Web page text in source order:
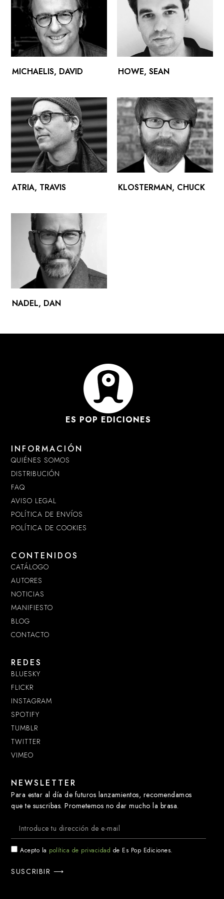
MICHAELIS, DAVID HOWE, SEAN
ATRIA, TRAVIS KLOSTERMAN, CHUCK
NADEL, DAN
ES POP EDICIONES
INFORMACIÓN
QUIÉNES SOMOS
DISTRIBUCIÓN
FAQ
AVISO LEGAL
POLÍTICA DE ENVÍOS
POLÍTICA DE COOKIES
CONTENIDOS
CATÁLOGO
AUTORES
NOTICIAS
MANIFIESTO
BLOG
CONTACTO
REDES
BLUESKY
FLICKR
INSTAGRAM
SPOTIFY
TUMBLR
TWITTER
VIMEO
NEWSLETTER
Para estar al día de futuros lanzamientos, recomendamos
que te suscribas. Prometemos no dar mucho la brasa.
Acepto la política de privacidad de Es Pop Ediciones.
SUSCRIBIR ⟶